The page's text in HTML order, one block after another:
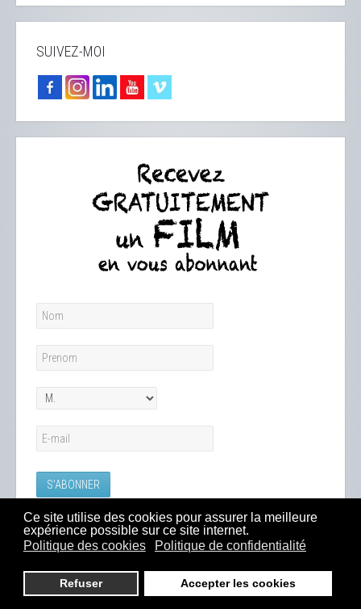
Ce site utilise des cookies pour assurer la meilleure
expérience possible sur ce site internet.
Politique des cookies
Politique de confidentialité
Refuser Accepter les cookies
SUIVEZ-MOI